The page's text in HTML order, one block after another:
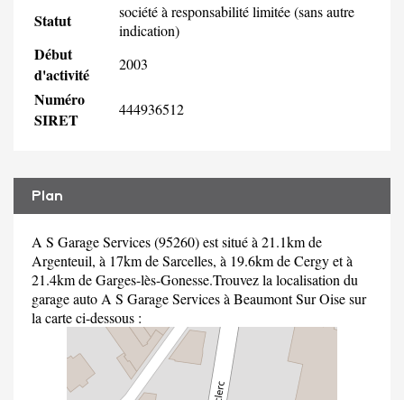
Statut
société à responsabilité limitée (sans autre
indication)
Début
d'activité
2003
Numéro
SIRET
444936512
Plan
A S Garage Services (95260) est situé à 21.1km de
Argenteuil, à 17km de Sarcelles, à 19.6km de Cergy et à
21.4km de Garges-lès-Gonesse.Trouvez la localisation du
garage auto A S Garage Services à Beaumont Sur Oise sur
la carte ci-dessous :